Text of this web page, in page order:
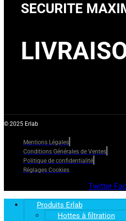
SECURITE
© 2025 Erlab
Mentions Légales
Conditions Générales de Ventes
Politique de confidentialité
Réglages Cookies
Twitter
Produits Erlab
Hottes à filtration